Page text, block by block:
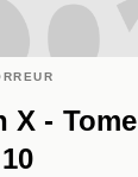
X - Tome
10